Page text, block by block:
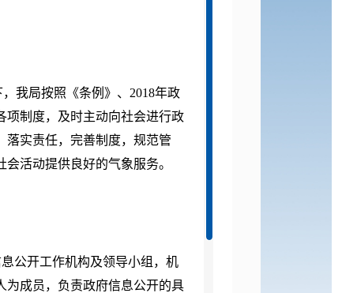
我局按照《条例》、 2018年政
项制度，及时主动向社会进行政
落实责任，完善制度，规范管
活动提供良好的气象服务。
公开工作机构及领导小组，机
为成员，负责政府信息公开的具